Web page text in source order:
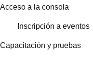
Acceso a la consola
Inscripción a eventos
Capacitación y pruebas